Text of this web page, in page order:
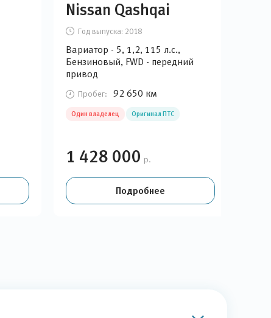
Nissan Qashqai
Год выпуска: 2018
Вариатор - 5, 1,2, 115 л.с.,
Бензиновый, FWD - передний
привод
Пробег: 92 650 км
Один владелец Оригинал ПТС
1 428 000 р.
Подробнее